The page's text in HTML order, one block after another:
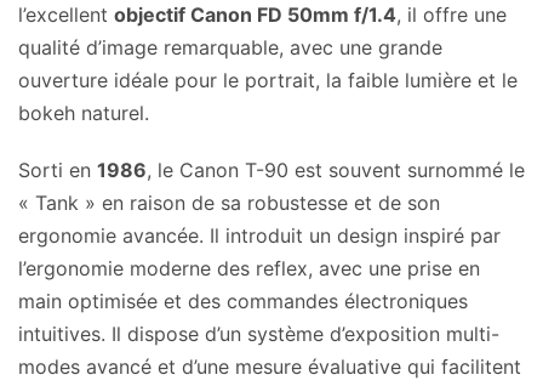
l’excellent objectif Canon FD 50mm f/1.4, il offre une
qualité d’image remarquable, avec une grande
ouverture idéale pour le portrait, la faible lumière et le
bokeh naturel.
Sorti en 1986, le Canon T-90 est souvent surnommé le
« Tank » en raison de sa robustesse et de son
ergonomie avancée. Il introduit un design inspiré par
l’ergonomie moderne des reflex, avec une prise en
main optimisée et des commandes électroniques
intuitives. Il dispose d’un système d’exposition multi-
modes avancé et d’une mesure évaluative qui facilitent